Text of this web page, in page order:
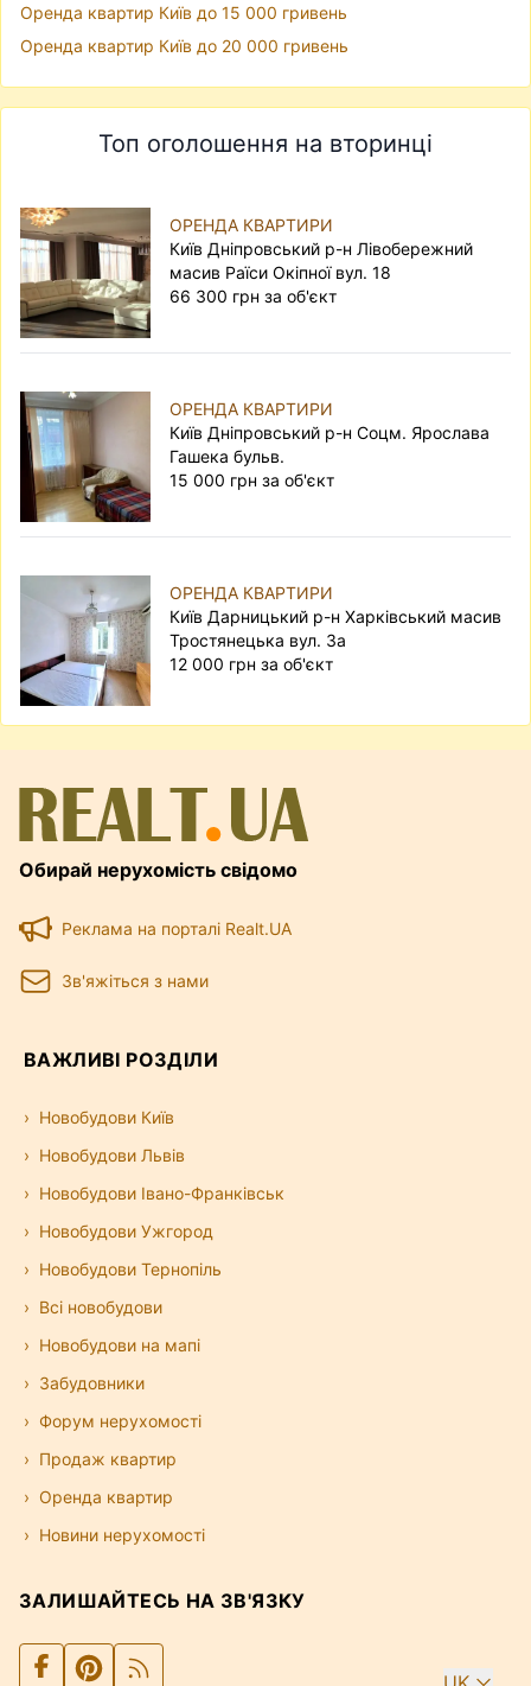
Оренда квартир Київ до 15 000 гривень
Оренда квартир Київ до 20 000 гривень
Топ оголошення на вторинці
ОРЕНДА КВАРТИРИ
Київ Дніпровський р-н Лівобережний
масив Раїси Окіпної вул. 18
66 300 грн за об'єкт
ОРЕНДА КВАРТИРИ
Київ Дніпровський р-н Соцм. Ярослава
Гашека бульв.
15 000 грн за об'єкт
ОРЕНДА КВАРТИРИ
Київ Дарницький р-н Харківський масив
Тростянецька вул. 3а
12 000 грн за об'єкт
Обирай нерухомість свідомо
Реклама на порталі Realt.UA
Зв'яжіться з нами
ВАЖЛИВІ РОЗДІЛИ
Новобудови Київ
Новобудови Львів
Новобудови Івано-Франківськ
Новобудови Ужгород
Новобудови Тернопіль
Всі новобудови
Новобудови на мапі
Забудовники
Форум нерухомості
Продаж квартир
Оренда квартир
Новини нерухомості
ЗАЛИШАЙТЕСЬ НА ЗВ'ЯЗКУ